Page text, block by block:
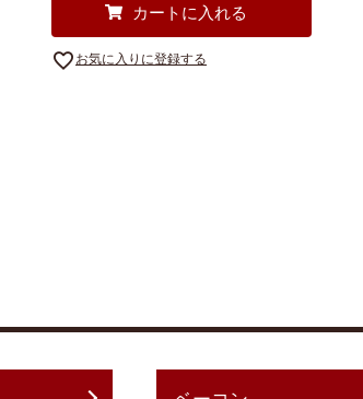
カートに入れる
お気に入りに登録する